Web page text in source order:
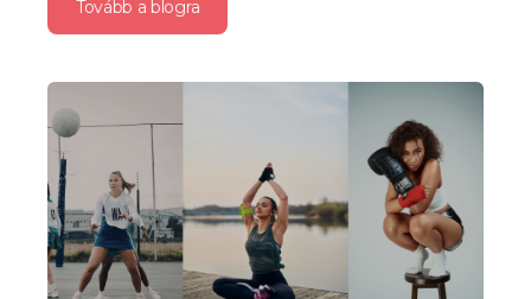
Tovább a blogra